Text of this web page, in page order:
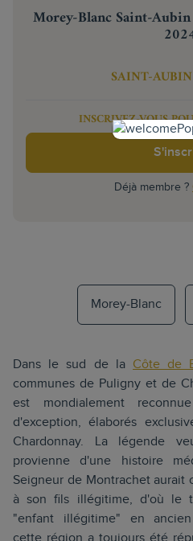
Morey-Blanc Saint-
SAINT-
INSCRIVEZ-VOUS
Déjà membre ?
Morey-Blanc
Dans le sud de la Côte de
communes de Puligny et de
est mondialement
d'exception, élaborés
Chardonnay. La légende
provienne d'une histoire
Seigneur de Montrachet
à son fils illégitime, d'où le
"enfant illégitime" en ancien